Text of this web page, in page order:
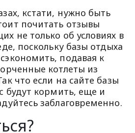
кстати, нужно быть
почитать отзывы
не только об условиях в
поскольку базы отдыха
подавая к
котлеты из
что если на сайте базы
будут кормить, еще и
заблаговременно.